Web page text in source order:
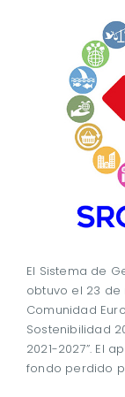
El Sistema de
obtuvo el 23
Comunidad
Sostenibilidad
2021-2027”. El
fondo perdido